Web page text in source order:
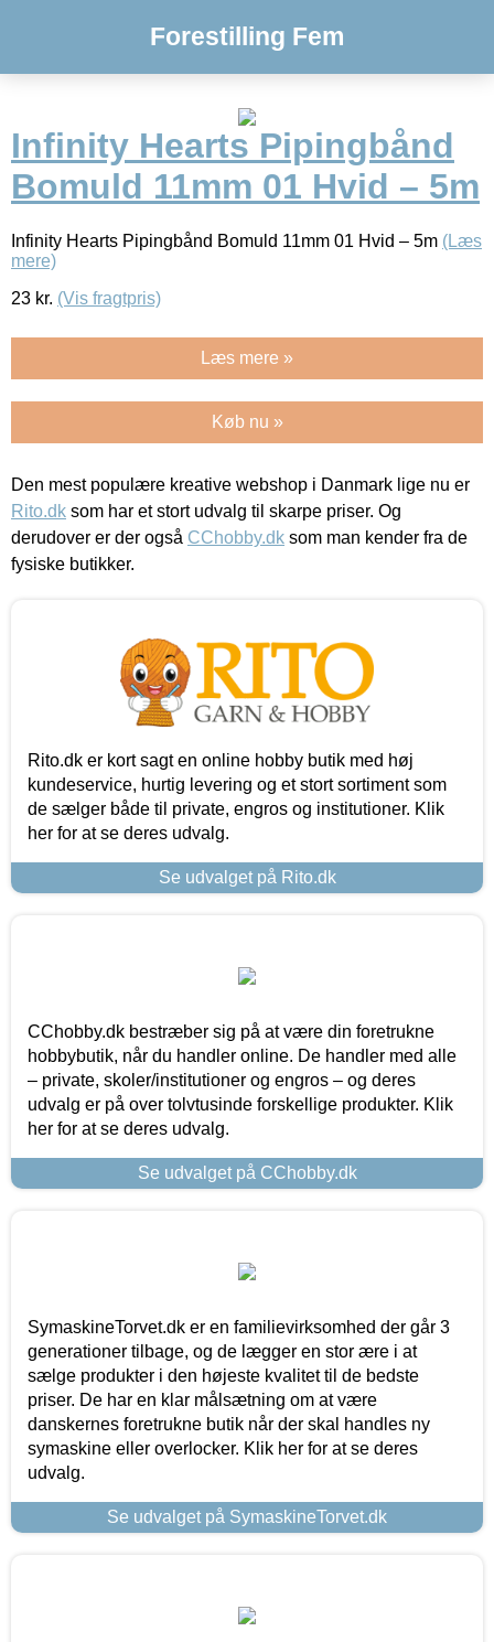
Forestilling Fem
Infinity Hearts Pipingbånd
Bomuld 11mm 01 Hvid – 5m
Infinity Hearts Pipingbånd Bomuld 11mm 01 Hvid – 5m (Læs
mere)
23 kr. (Vis fragtpris)
Læs mere »
Køb nu »
Den mest populære kreative webshop i Danmark lige nu er
Rito.dk som har et stort udvalg til skarpe priser. Og
derudover er der også CChobby.dk som man kender fra de
fysiske butikker.
Rito.dk er kort sagt en online hobby butik med høj
kundeservice, hurtig levering og et stort sortiment som
de sælger både til private, engros og institutioner. Klik
her for at se deres udvalg.
Se udvalget på Rito.dk
CChobby.dk bestræber sig på at være din foretrukne
hobbybutik, når du handler online. De handler med alle
– private, skoler/institutioner og engros – og deres
udvalg er på over tolvtusinde forskellige produkter. Klik
her for at se deres udvalg.
Se udvalget på CChobby.dk
SymaskineTorvet.dk er en familievirksomhed der går 3
generationer tilbage, og de lægger en stor ære i at
sælge produkter i den højeste kvalitet til de bedste
priser. De har en klar målsætning om at være
danskernes foretrukne butik når der skal handles ny
symaskine eller overlocker. Klik her for at se deres
udvalg.
Se udvalget på SymaskineTorvet.dk